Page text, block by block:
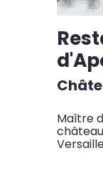
Maître